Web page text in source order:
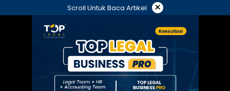
ke
Scroll Untuk Baca Artikel ×